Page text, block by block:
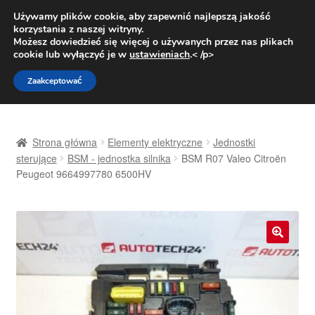
DOSTAWA od 31 zł
Pn.-pt. 9:00-16:00800 003 167
Przejdź
do
nawigacji
Przejdź
do
treści
Dostawa
Strona główna Elementy elektryczne
Jednostki
sterujące
BSM - jednostka silnika
BSM R07 Valeo Citroën
Peugeot 9664997780 6500HV
🔍
Używamy plików cookie, aby zapewnić najlepszą jakość
korzystania z naszej witryny.
Możesz dowiedzieć się więcej o używanych przez nas plikach
cookie lub wyłączyć je w ustawieniach.< /p>
Zaakceptować